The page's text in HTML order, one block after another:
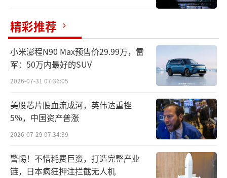
精彩推荐
小米澎程N90 Max预售价29.99万，雷
军：50万内最好的SUV
2026-07-31 07:36:05
美股芯片股血流成河，英伟达重挫
5%，中国资产普涨
2026-07-29 07:34:39
警惕！不惜耗费巨资，打造完整产业
链，日本疯狂押注拦截无人机